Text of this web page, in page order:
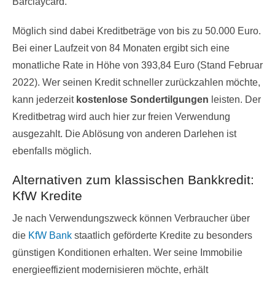
Möglich sind dabei Kreditbeträge von bis zu 50.000 Euro.
Bei einer Laufzeit von 84 Monaten ergibt sich eine
monatliche Rate in Höhe von 393,84 Euro (Stand Februar
2022). Wer seinen Kredit schneller zurückzahlen möchte,
kann jederzeit kostenlose Sondertilgungen leisten. Der
Kreditbetrag wird auch hier zur freien Verwendung
ausgezahlt. Die Ablösung von anderen Darlehen ist
ebenfalls möglich.
Alternativen zum klassischen Bankkredit:
KfW Kredite
Je nach Verwendungszweck können Verbraucher über
die KfW Bank staatlich geförderte Kredite zu besonders
günstigen Konditionen erhalten. Wer seine Immobilie
energieeffizient modernisieren möchte, erhält